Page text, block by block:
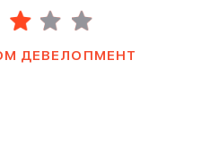
ДЕВЕЛОПМЕНТ